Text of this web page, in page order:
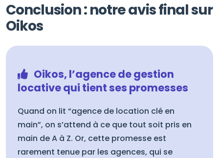
Conclusion : notre avis final sur
Oikos
Oikos, l’agence de gestion
locative qui tient ses promesses
Quand on lit “agence de location clé en
main”, on s’attend à ce que tout soit pris en
main de A à Z. Or, cette promesse est
rarement tenue par les agences, qui se